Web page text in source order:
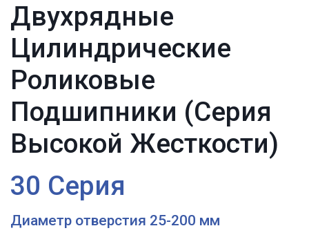
Двухрядные
Цилиндрические
Роликовые
Подшипники (Серия
Высокой Жесткости)
30 Серия
Диаметр отверстия 25-200 мм